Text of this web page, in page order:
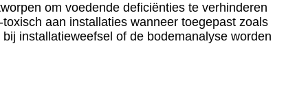
om voedende deficiënties te verhinderen
aan installaties wanneer toegepast zoals
installatieweefsel of de bodemanalyse worden